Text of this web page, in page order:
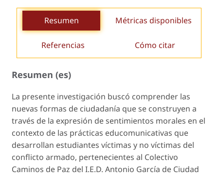
Resumen Métricas disponibles
Referencias Cómo citar
Resumen (es)
La presente investigación buscó comprender las
nuevas formas de ciudadanía que se construyen a
través de la expresión de sentimientos morales en el
contexto de las prácticas educomunicativas que
desarrollan estudiantes víctimas y no víctimas del
conflicto armado, pertenecientes al Colectivo
Caminos de Paz del I.E.D. Antonio García de Ciudad